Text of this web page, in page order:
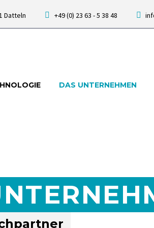
Datteln +49 (0) 23 63 - 5 38 48
DAS UNTERNEHMEN